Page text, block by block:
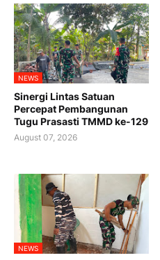
NEWS
Sinergi Lintas Satuan
Percepat Pembangunan
Tugu Prasasti TMMD ke-129
August 07, 2026
NEWS